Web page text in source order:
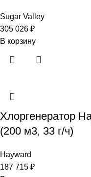
Sugar Valley
305 026 ₽
В корзину
Хлоргенератор
(200 м3, 33 г/ч)
Hayward
187 715 ₽